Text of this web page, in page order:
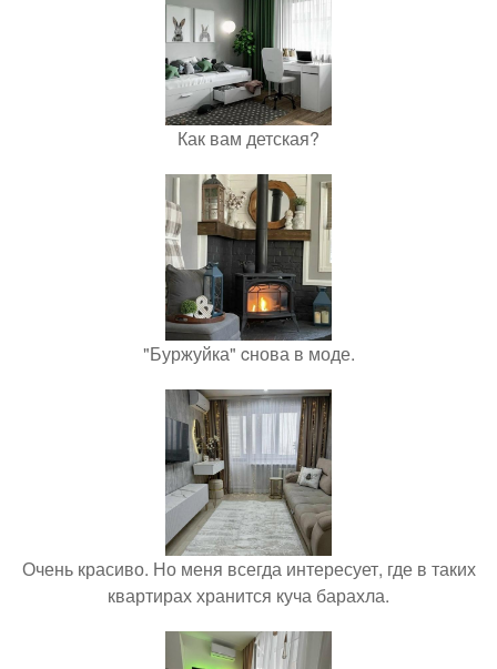
Как вам детская?
"Буржуйка" cнова в моде.
Очень красиво. Но меня всегда интересует, где в таких
квартирах хранится куча барахла.